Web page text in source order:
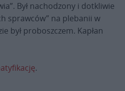
Był nachodzony i dotkliwie
sprawców” na plebanii w
był proboszczem. Kapłan
.